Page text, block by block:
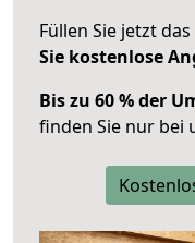
Füllen Sie jetzt
Sie kostenlose
Bis zu 60 % der
finden Sie nur bei